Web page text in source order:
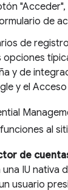
de
de
opciones
y de
y el
al
de
IU nativa
usuario